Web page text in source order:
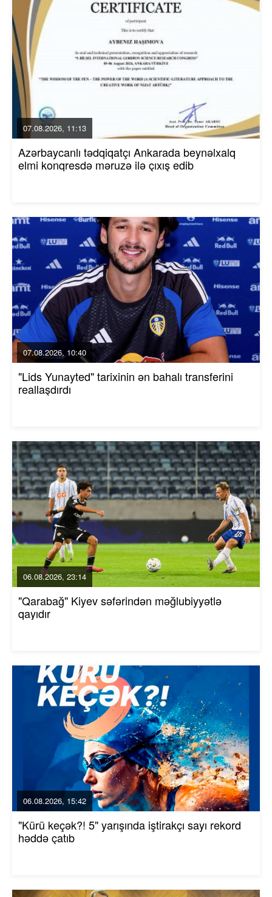
07.08.2026, 11:13
Azərbaycanlı tədqiqatçı Ankarada beynəlxalq
elmi konqresdə məruzə ilə çıxış edib
07.08.2026, 10:40
"Lids Yunayted" tarixinin ən bahalı transferini
reallaşdırdı
06.08.2026, 23:14
"Qarabağ" Kiyev səfərindən məğlubiyyətlə
qayıdır
06.08.2026, 15:42
"Kürü keçək?! 5" yarışında iştirakçı sayı rekord
həddə çatıb